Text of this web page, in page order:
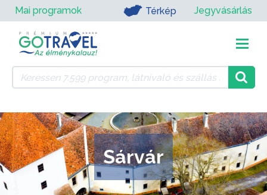
Mai programok Térkép Jegyvásárlás
Sárvár